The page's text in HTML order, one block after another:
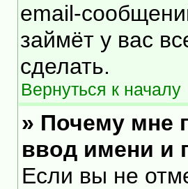
email-
займёт у вас
сделать.
Вернуться к началу
» Почему мне
ввод имени и
Если вы не